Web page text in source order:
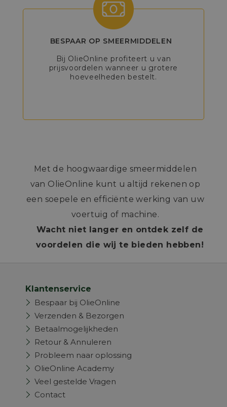
BESPAAR OP SMEERMIDDELEN
Bij OlieOnline profiteert u van
prijsvoordelen wanneer u grotere
hoeveelheden bestelt.
Met de hoogwaardige smeermiddelen
van OlieOnline kunt u altijd rekenen op
een soepele en efficiënte werking van uw
voertuig of machine.
Wacht niet langer en ontdek zelf de
voordelen die wij te bieden hebben!
Klantenservice
Bespaar bij OlieOnline
Verzenden & Bezorgen
Betaalmogelijkheden
Retour & Annuleren
Probleem naar oplossing
OlieOnline Academy
Veel gestelde Vragen
Contact